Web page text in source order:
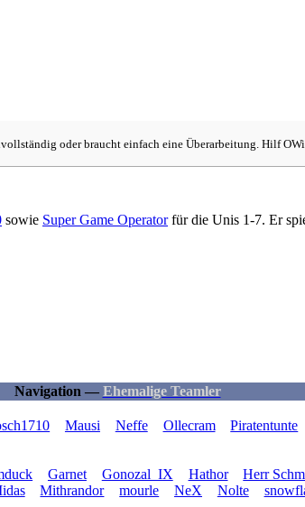
oder braucht einfach eine Überarbeitung. Hilf
sowie Super Game Operatorfür die Unis 1-7. Er
Navigation — Ehemalige Teamler
Mausi Neffe Ollecram Piratentunte
Garnet Gonozal_IX Hathor Herr
Mithrandor mourle NeX Nolte